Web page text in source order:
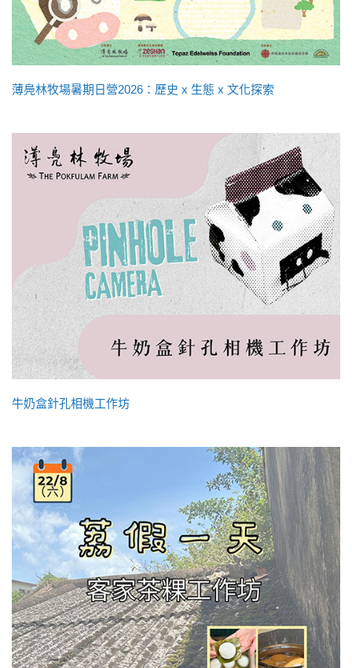
薄鳧林牧場暑期日營2026：歷史 x 生態 x 文化探索
牛奶盒針孔相機工作坊